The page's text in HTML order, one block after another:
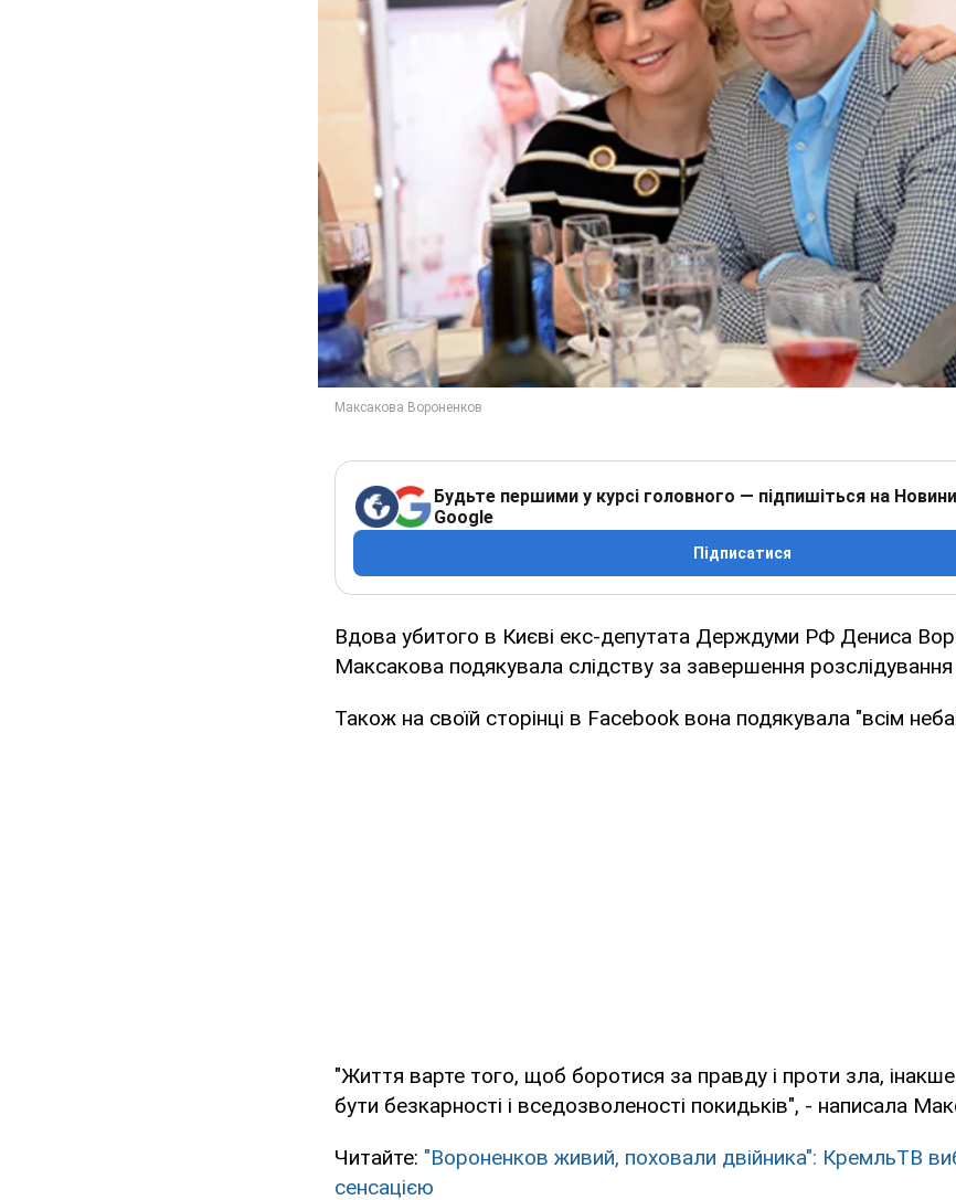
Будьте першими у курсі головного — підпишіться на
Google
Підписатися
Вдова убитого в Києві екс-депутата Держдуми РФ Дениса
Максакова подякувала слідству за завершення
Також на своїй сторінці в Facebook вона подякувала "всім
"Життя варте того, щоб боротися за правду і проти зла,
бути безкарності і вседозволеності покидьків", - написала
Читайте: "Вороненков живий, поховали двійника": КремльТВ
сенсацією